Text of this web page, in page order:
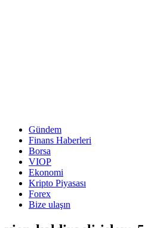
Gündem
Finans Haberleri
Borsa
VIOP
Ekonomi
Kripto Piyasası
Forex
Bize ulaşın